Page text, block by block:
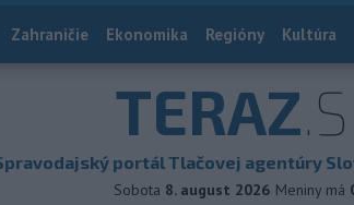
Zahraničie Ekonomika Regióny Kultúra
TERAZ
portál Tlačovej agentúry
Sobota 8. august 2026 Meniny má